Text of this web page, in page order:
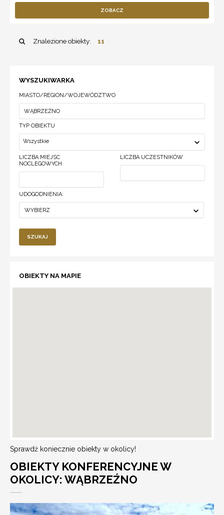
ZOBACZ
Znalezione obiekty: 11
WYSZUKIWARKA
MIASTO/REGION/WOJEWÓDZTWO
TYP OBIEKTU
Wszystkie
LICZBA MIEJSC
NOCLEGOWYCH
LICZBA UCZESTNIKÓW
UDOGODNIENIA:
WYBIERZ
SZUKAJ
OBIEKTY NA MAPIE
Sprawdź koniecznie obiekty w okolicy!
OBIEKTY KONFERENCYJNE W
OKOLICY: WĄBRZEŹNO